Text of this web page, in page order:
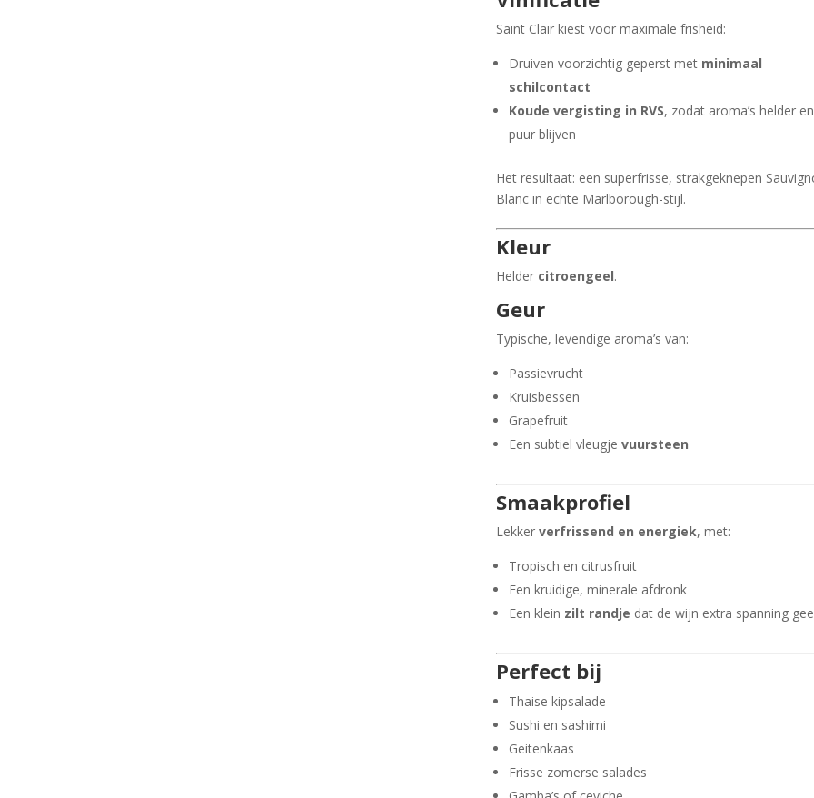
Saint Clair kiest voor maximale frisheid:
Druiven voorzichtig geperst met minimaal
schilcontact
Koude vergisting in RVS, zodat aroma’s helder en
puur blijven
Het resultaat: een superfrisse, strakgeknepen
Blanc in echte Marlborough-stijl.
Kleur
Helder citroengeel.
Geur
Typische, levendige aroma’s van:
Passievrucht
Kruisbessen
Grapefruit
Een subtiel vleugjevuursteen
Smaakprofiel
Lekkerverfrissend en energiek, met:
Tropisch en citrusfruit
Een kruidige, minerale afdronk
Een klein zilt randje dat de wijn extra spanning
Perfect bij
Thaise kipsalade
Sushi en sashimi
Geitenkaas
Frisse zomerse salades